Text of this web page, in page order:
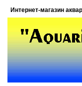
Интернет-магазин